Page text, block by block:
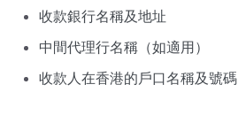
收款銀行名稱及地址
中間代理行名稱（如適用）
收款人在香港的戶口名稱及號碼